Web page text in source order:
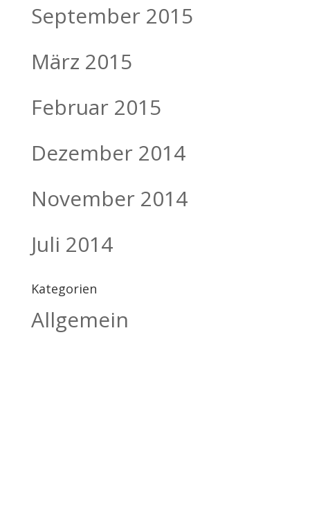
September 2015
März 2015
Februar 2015
Dezember 2014
November 2014
Juli 2014
Kategorien
Allgemein